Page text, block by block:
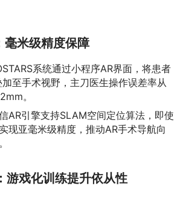
毫米级精度保障
系统通过小程序AR界面，将患者
至手术视野，主刀医生操作误差率从
。
信AR引擎支持SLAM空间定位算法，即使
现亚毫米级精度，推动AR手术导航向
游戏化训练提升依从性